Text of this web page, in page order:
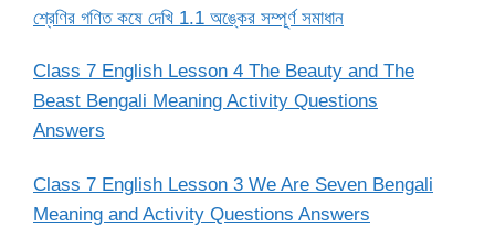
শ্রেণির গণিত কষে দেখি 1.1 অঙ্কের সম্পূর্ণ সমাধান
Class 7 English Lesson 4 The Beauty and The
Beast Bengali Meaning Activity Questions
Answers
Class 7 English Lesson 3 We Are Seven Bengali
Meaning and Activity Questions Answers